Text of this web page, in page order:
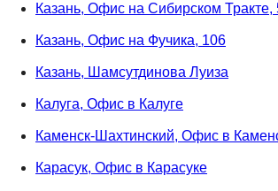
Казань, Офис на Сибирском Тракте,
Казань, Офис на Фучика, 106
Казань, Шамсутдинова Луиза
Калуга, Офис в Калуге
Каменск-Шахтинский, Офис в
Карасук, Офис в Карасуке